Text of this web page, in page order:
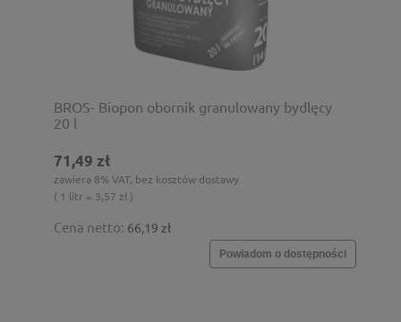
BROS- Biopon obornik granulowany bydlęcy
20 l
71,49 zł
zawiera 8% VAT, bez kosztów dostawy
( 1 litr = 3,57 zł )
Cena netto: 66,19 zł
Powiadom o dostępności